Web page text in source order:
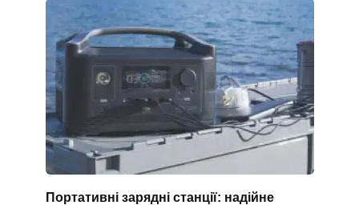
Портативні зарядні станції: надійне